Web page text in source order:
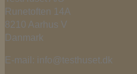
Runetoften 14A
8210 Aarhus V
Danmark
E-mail: info@testhuset.dk